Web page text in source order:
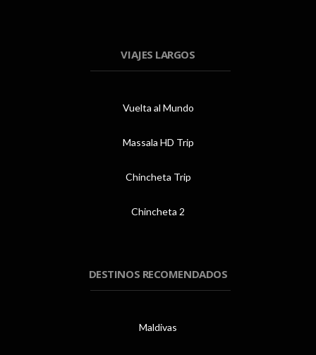
VIAJES LARGOS
Vuelta al Mundo
Massala HD Trip
Chincheta Trip
Chincheta 2
DESTINOS RECOMENDADOS
Maldivas